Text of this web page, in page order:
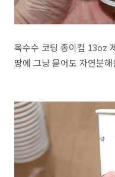
옥수수 코팅 종이컵 13oz
땅에 그냥 묻어도 자연분